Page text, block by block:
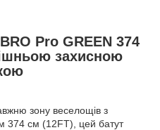
Pro GREEN 374
захисною
зону веселощів з
374 см (12FT), цей батут